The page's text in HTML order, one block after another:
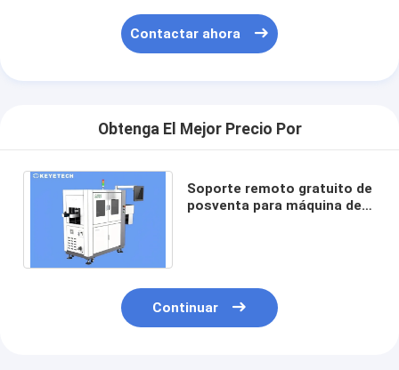
Contactar ahora
Obtenga El Mejor Precio Por
Soporte remoto gratuito de
posventa para máquina de
Continuar